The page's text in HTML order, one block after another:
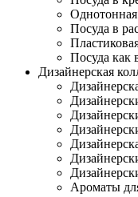
Однотонная
Посуда в
Посуда
Дизайнерская
Ароматы